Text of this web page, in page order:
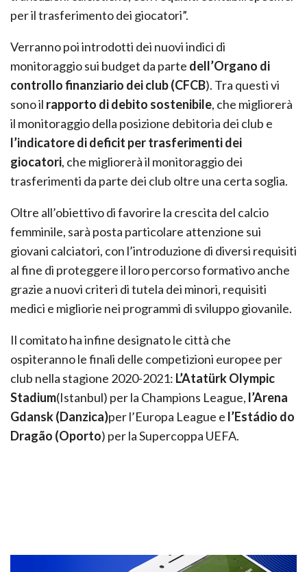
per il trasferimento dei giocatori”.
Verranno poi introdotti dei nuovi indici di
monitoraggio sui budget da parte dell’Organo di
controllo finanziario dei club (CFCB). Tra questi vi
sono il rapporto di debito sostenibile, che migliorerà
il monitoraggio della posizione debitoria dei club e
l’indicatore di deficit per trasferimenti dei
giocatori, che migliorerà il monitoraggio dei
trasferimenti da parte dei club oltre una certa soglia.
Oltre all’obiettivo di favorire la crescita del calcio
femminile, sarà posta particolare attenzione sui
giovani calciatori, con l’introduzione di diversi requisiti
al fine di proteggere il loro percorso formativo anche
grazie a nuovi criteri di tutela dei minori, requisiti
medici e migliorie nei programmi di sviluppo giovanile.
Il comitato ha infine designato le città che
ospiteranno le finali delle competizioni europee per
club nella stagione 2020-2021: L’Atatürk Olympic
Stadium(Istanbul) per la Champions League, l’Arena
Gdansk (Danzica)per l’Europa League e l’Estádio do
Dragão (Oporto) per la Supercoppa UEFA.